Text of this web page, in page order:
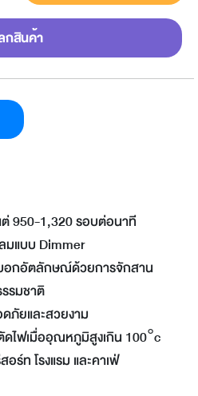
กสินค้า
950-1,320 รอบต่อนาที
มแบบ Dimmer
อกอัตลักษณ์ด้วยการจักสาน
รมชาติ
ภัยและสวยงาม
ไฟเมื่ออุณหภูมิสูงเกิน 100°c
ร์ท โรงแรม และคาเฟ่